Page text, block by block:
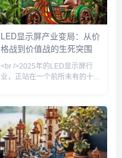
升十倍以上，使得大尺寸超高清
LED显示面板的成本下降约
40%。此外，COB封装与
MIP（Micro in Package）路线
之争愈演愈烈，但二者共同推动
LED显示屏产业变局：从价
格战到价值战的生死突围
<br />2025年的LED显示屏行
业，正站在一个前所未有的十字
今，传统小间距LED的毛利空间
已被极度压缩，价格战不再是万
能钥匙。最新行业数据显示，
P1.2以下微间距产品出货量同比
暴增87%，而P2.5以上常规产